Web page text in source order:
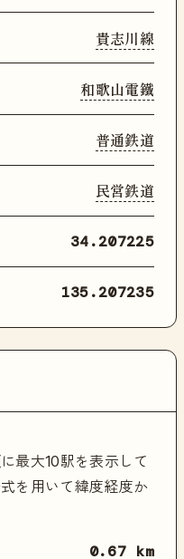
貴志川線
和歌山電鐵
普通鉄道
民営鉄道
34.207225
135.207235
最大10駅を表示して
を用いて緯度経度か
0.67 km